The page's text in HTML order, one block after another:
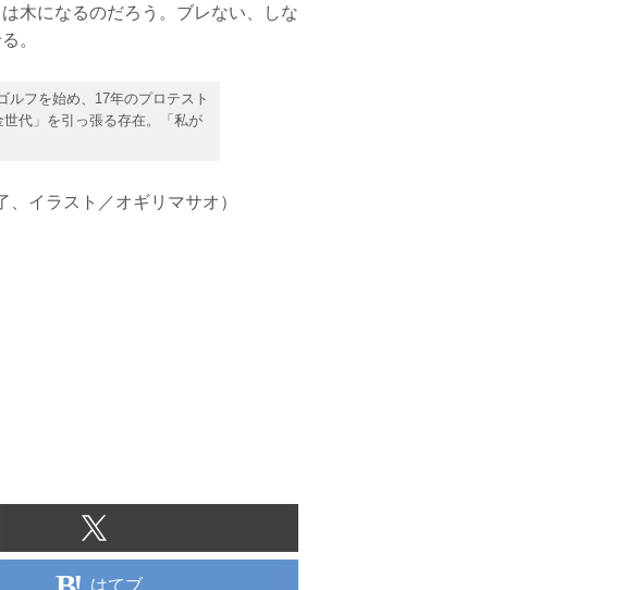
木になるのだろう。ブレない、しな
。
ルフを始め、17年のプロテスト
代」を引っ張る存在。「私が
イラスト／オギリマサオ）
はてブ